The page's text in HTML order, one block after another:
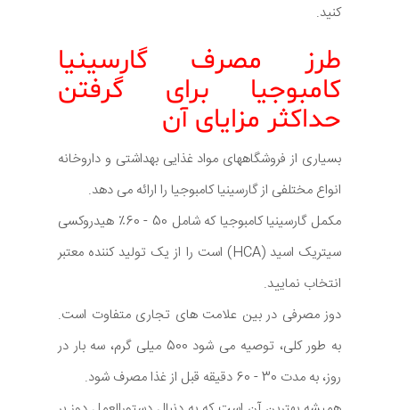
کنید.
طرز مصرف گارسینیا
کامبوجیا برای گرفتن
حداکثر مزایای آن
بسیاری از فروشگاههای مواد غذایی بهداشتی و داروخانه
انواع مختلفی از گارسینیا کامبوجیا را ارائه می دهد.
مکمل گارسینیا کامبوجیا که شامل 50 - 60٪ هیدروکسی
سیتریک اسید (HCA) است را از یک تولید کننده معتبر
انتخاب نمایید.
دوز مصرفی در بین علامت های تجاری متفاوت است.
به طور کلی، توصیه می شود 500 میلی گرم، سه بار در
روز، به مدت 30 - 60 دقیقه قبل از غذا مصرف شود.